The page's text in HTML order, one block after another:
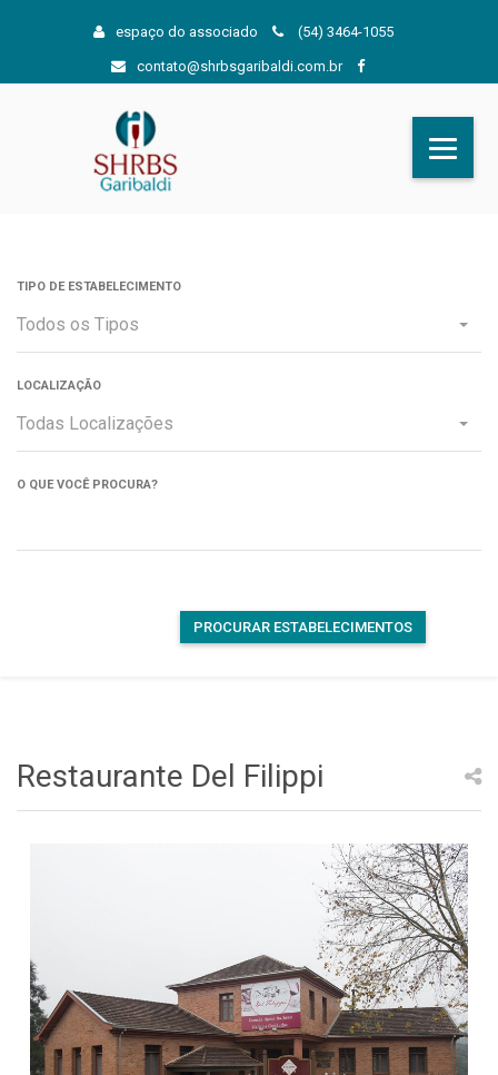
espaço do associado (54) 3464-1055
contato@shrbsgaribaldi.com.br
TIPO DE ESTABELECIMENTO
Todos os Tipos
LOCALIZAÇÃO
Todas Localizações
O QUE VOCÊ PROCURA?
PROCURAR ESTABELECIMENTOS
Restaurante Del Filippi